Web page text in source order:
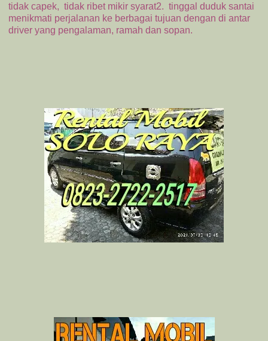
tidak capek, tidak ribet mikir syarat2. tinggal duduk santai
menikmati perjalanan ke berbagai tujuan dengan di antar
driver yang pengalaman, ramah dan sopan.